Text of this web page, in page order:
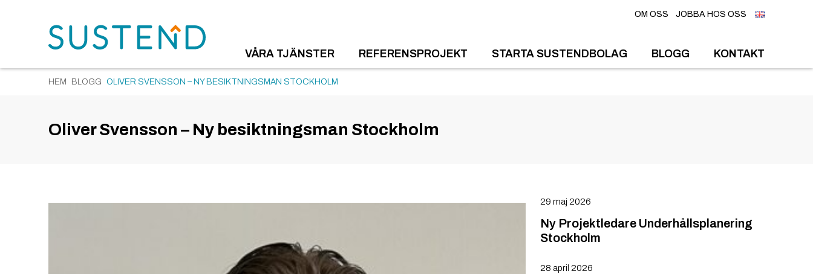
OM OSS JOBBA HOS OSS
VÅRA TJÄNSTER REFERENSPROJEKT STARTA SUSTENDBOLAG BLOGG KONTAKT
HEM BLOGG OLIVER SVENSSON – NY BESIKTNINGSMAN STOCKHOLM
Oliver Svensson – Ny besiktningsman Stockholm
Ny Projektledare Underhållsplanering
Stockholm
29 maj 2026
28 april 2026